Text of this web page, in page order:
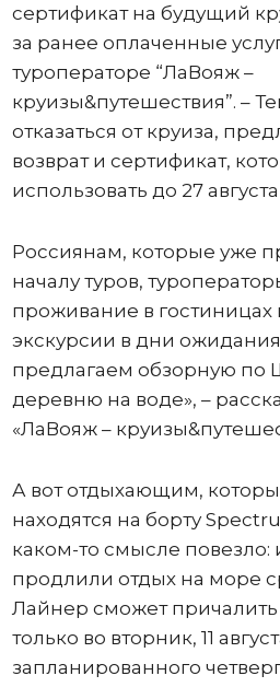
сертификат на будущий
за ранее оплаченные
туроператоре “ЛаВояж –
круизы&путешествия”. –
отказаться от круиза,
возврат и сертификат,
использовать до 27
Россиянам, которые уже
началу туров,
проживание в гостиницах
экскурсии в дни
предлагаем обзорную по
деревню на воде», –
«ЛаВояж –
А вот отдыхающим,
находятся на борту
каком-то смысле повезло:
продлили отдых на море
Лайнер сможет
только во вторник, 11
запланированного